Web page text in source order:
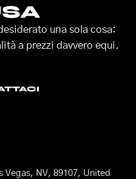
una sola cosa:
a prezzi davvero equi.
Vegas, NV, 89107, United